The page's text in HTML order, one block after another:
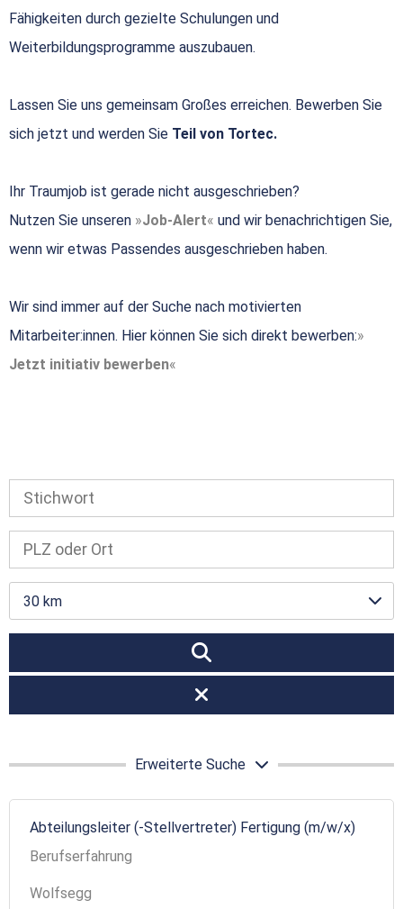
Fähigkeiten durch gezielte Schulungen und
Weiterbildungsprogramme auszubauen.
Lassen Sie uns gemeinsam Großes erreichen. Bewerben Sie
sich jetzt und werden Sie Teil von Tortec.
Ihr Traumjob ist gerade nicht ausgeschrieben?
Nutzen Sie unseren
Job-Alert
und wir benachrichtigen Sie,
wenn wir etwas Passendes ausgeschrieben haben.
Wir sind immer auf der Suche nach motivierten
Mitarbeiter:innen. Hier können Sie sich direkt bewerben:
Jetzt initiativ bewerben
30 km
Erweiterte Suche
Abteilungsleiter (-Stellvertreter) Fertigung (m/w/x)
Berufserfahrung
Wolfsegg